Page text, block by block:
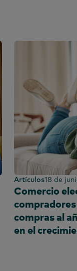
Artículos18 de
Comercio
compras al
en el